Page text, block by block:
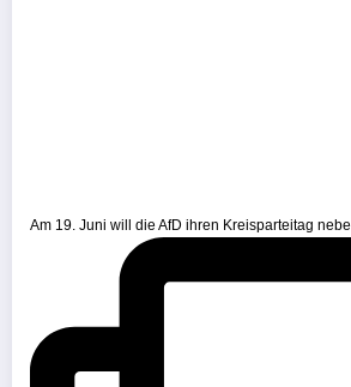
Am 19. Juni will die AfD ihren Kreisparteitag nebe